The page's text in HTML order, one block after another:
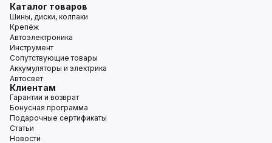
Каталог товаров
Шины, диски, колпаки
Крепёж
Автоэлектроника
Инструмент
Сопутствующие товары
Аккумуляторы и электрика
Автосвет
Клиентам
Гарантии и возврат
Бонусная программа
Подарочные сертификаты
Статьи
Новости